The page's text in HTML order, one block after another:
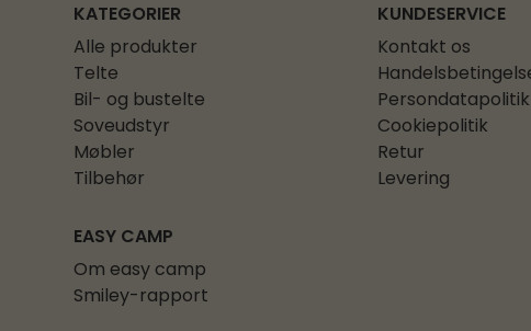
KATEGORIER
Alle produkter
Telte
Bil- og bustelte
Soveudstyr
Møbler
Tilbehør
KUNDESERVICE
Kontakt os
Persondatapolitik
Cookiepolitik
Retur
Levering
EASY CAMP
Om easy camp
Smiley-rapport